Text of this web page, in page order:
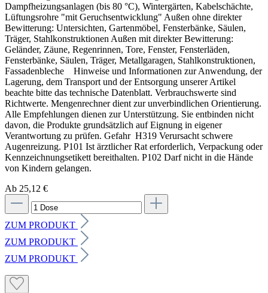
Dampfheizungsanlagen (bis 80 °C), Wintergärten, Kabelschächte,
Lüftungsrohre "mit Geruchsentwicklung" Außen ohne direkter
Bewitterung: Untersichten, Gartenmöbel, Fensterbänke, Säulen,
Träger, Stahlkonstruktionen Außen mit direkter Bewitterung:
Geländer, Zäune, Regenrinnen, Tore, Fenster, Fensterläden,
Fensterbänke, Säulen, Träger, Metallgaragen, Stahlkonstruktionen,
Fassadenbleche Hinweise und Informationen zur Anwendung, der
Lagerung, dem Transport und der Entsorgung unserer Artikel
beachte bitte das technische Datenblatt. Verbrauchswerte sind
Richtwerte. Mengenrechner dient zur unverbindlichen Orientierung.
Alle Empfehlungen dienen zur Unterstützung. Sie entbinden nicht
davon, die Produkte grundsätzlich auf Eignung in eigener
Verantwortung zu prüfen. Gefahr H319 Verursacht schwere
Augenreizung. P101 Ist ärztlicher Rat erforderlich, Verpackung oder
Kennzeichnungsetikett bereithalten. P102 Darf nicht in die Hände
von Kindern gelangen.
Ab 25,12 €
ZUM PRODUKT
ZUM PRODUKT
ZUM PRODUKT